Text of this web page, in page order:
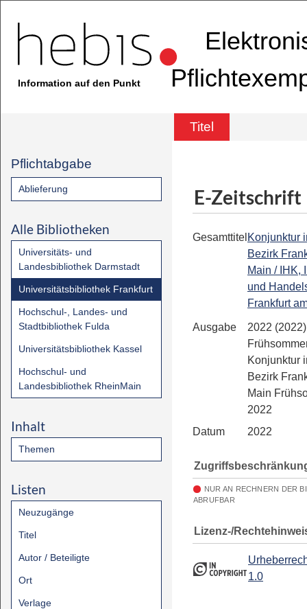
Information auf den Punkt
Titel
Pflichtabgabe
Ablieferung
Alle Bibliotheken
Universitäts- und
Landesbibliothek Darmstadt
Universitätsbibliothek Frankfurt
Hochschul-, Landes- und
Stadtbibliothek Fulda
Universitätsbibliothek Kassel
Hochschul- und
Landesbibliothek RheinMain
Inhalt
Themen
Listen
Neuzugänge
Titel
Autor / Beteiligte
Ort
Verlage
E-Zeitschrift
Gesamttitel Konjunktur
Bezirk
Main / IHK,
und
Frankfurt
Ausgabe
2022 (2022)
Konjunktur
Bezirk
Main
2022
Datum
2022
NUR AN RECHNERN DER
ABRUFBAR
Lizenz-/
1.0